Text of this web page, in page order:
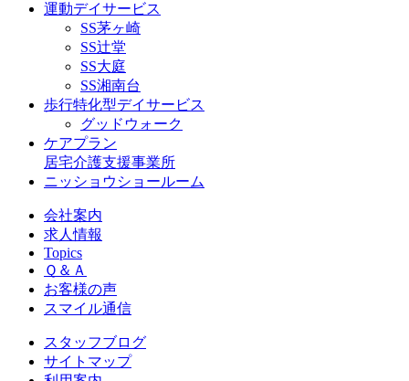
運動デイサービス
SS茅ヶ崎
SS辻堂
SS大庭
SS湘南台
歩行特化型デイサービス
グッドウォーク
ケアプラン
居宅介護支援事業所
ニッショウショールーム
会社案内
求人情報
Topics
Ｑ＆Ａ
お客様の声
スマイル通信
スタッフブログ
サイトマップ